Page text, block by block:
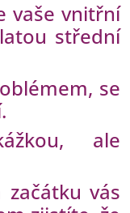
vaše vnitřní
střední
se
ale
začátku vás